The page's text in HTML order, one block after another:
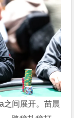
之间展开。苗晨